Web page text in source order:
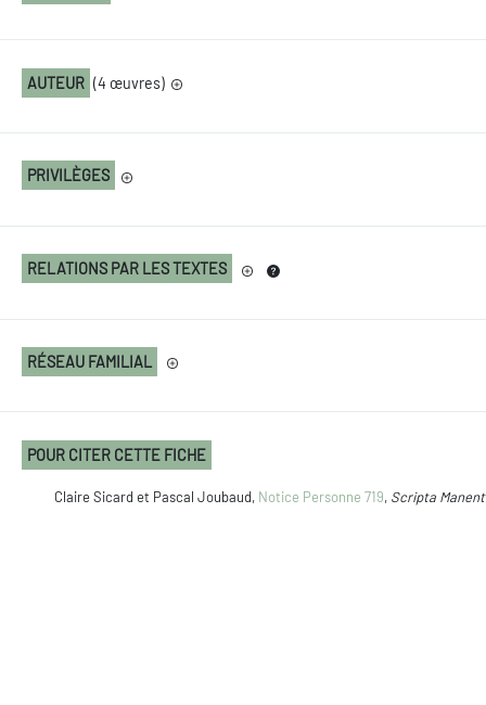
AUTEUR (4 œuvres)
PRIVILÈGES
RELATIONS PAR LES TEXTES
RÉSEAU FAMILIAL
POUR CITER CETTE FICHE
Claire Sicard et Pascal Joubaud, Notice Personne 719, Scripta Manent